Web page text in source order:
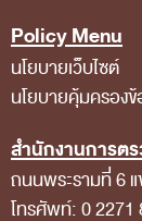
ข้อมูลสาระสำ
การรายงานผล
การประเมิน ITA
ศูนย์ข้อมูลข่าวสา
Policy Menu
นโยบายเว็บไซต์
นโยบายคุ้มครอง
สำนักงานการต
ถนนพระรามที่ 6
โทรศัพท์: 0 2271